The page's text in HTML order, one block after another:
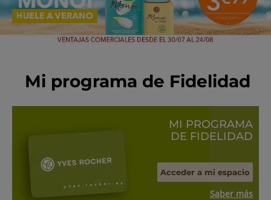
Mi programa de Fidelidad
MI PROGRAMA
DE FIDELIDAD
Acceder a mi espacio
Saber más